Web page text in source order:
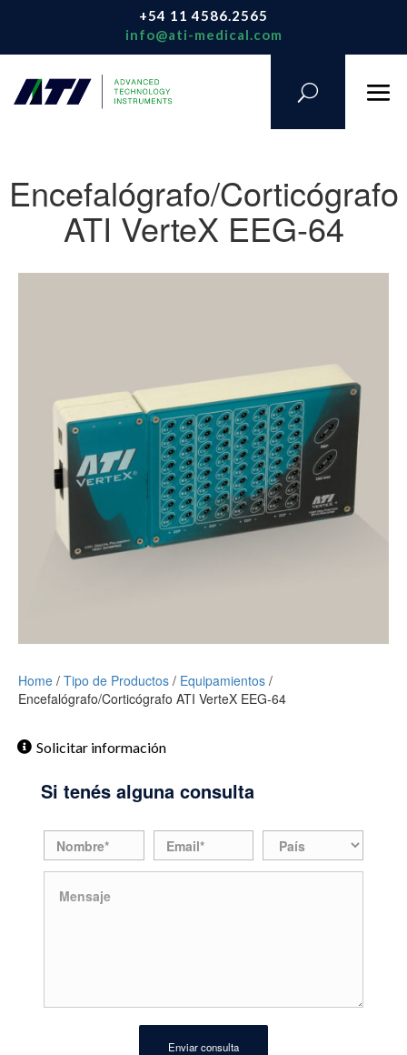
+54 11 4586.2565
info@ati-medical.com
Encefalógrafo/Corticógrafo
ATI VerteX EEG-64
Home / Tipo de Productos / Equipamientos /
Encefalógrafo/Corticógrafo ATI VerteX EEG-64
Solicitar información
Si tenés alguna consulta